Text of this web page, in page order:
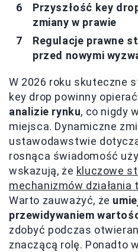
Przyszłość key
zmiany w prawie
Regulacje prawne
przed nowymi
W 2026 roku skuteczne
key drop powinny
analizie rynku, co nigdy
miejsca. Dynamiczne
ustawodawstwie
rosnąca świadomość
wskazują, że kluczowe
mechanizmów
Warto zauważyć, że
przewidywaniem
zdobyć podczas
znaczącą rolę. Ponadto